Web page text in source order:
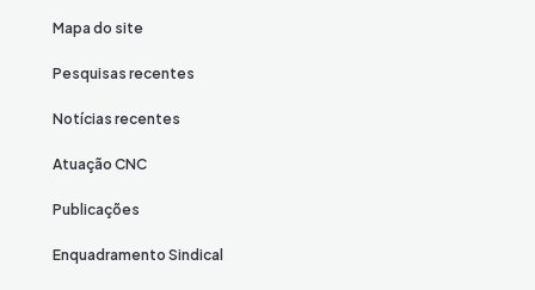
Mapa do site
Pesquisas recentes
Notícias recentes
Atuação CNC
Publicações
Enquadramento Sindical